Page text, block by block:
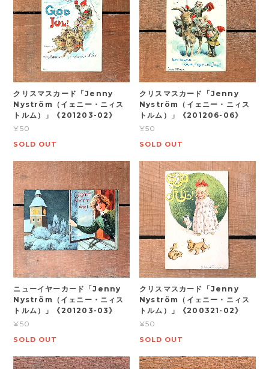
クリスマスカード「Jenny
Nyström（イェニー・ニィス
トルム）」《201203-02》
¥50
SOLD OUT
クリスマスカード「Jenny
Nyström（イェニー・ニィス
トルム）」《201206-06》
¥50
SOLD OUT
ニューイヤーカード「Jenny
Nyström（イェニー・ニィス
トルム）」《201203-03》
¥50
SOLD OUT
クリスマスカード「Jenny
Nyström（イェニー・ニィス
トルム）」《200321-02》
¥50
SOLD OUT